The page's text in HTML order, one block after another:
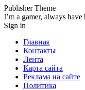
Publisher Theme
I’m a gamer, always have
Sign in
Главная
Контакты
Лента
Карта сайта
Реклама на сайте
Политика